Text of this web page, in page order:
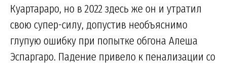
Куартараро, но в 2022 здесь же он и утратил
свою супер-силу, допустив необъяснимо
глупую ошибку при попытке обгона Алеша
Эспаргаро. Падение привело к пенализации со